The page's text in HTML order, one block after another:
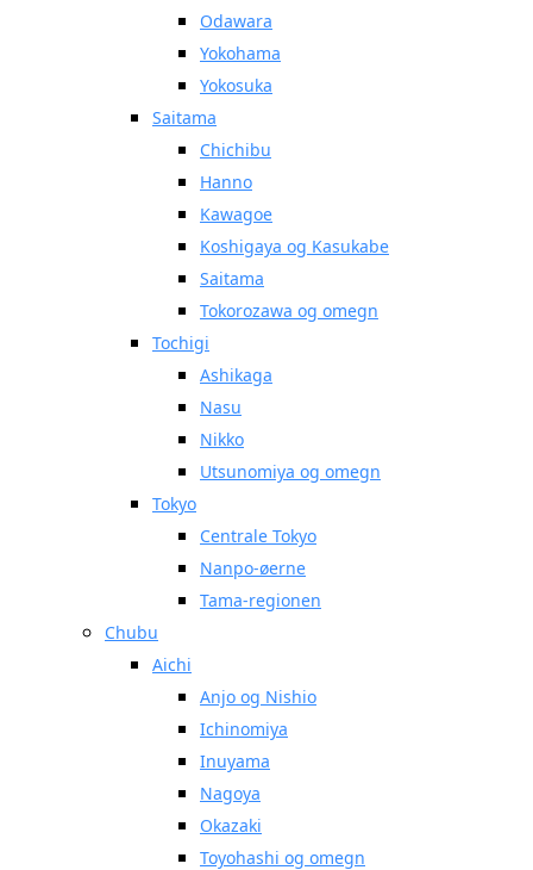
Odawara
Yokohama
Yokosuka
Saitama
Chichibu
Hanno
Kawagoe
Koshigaya og Kasukabe
Saitama
Tokorozawa og omegn
Tochigi
Ashikaga
Nasu
Nikko
Utsunomiya og omegn
Tokyo
Centrale Tokyo
Nanpo-øerne
Tama-regionen
Chubu
Aichi
Anjo og Nishio
Ichinomiya
Inuyama
Nagoya
Okazaki
Toyohashi og omegn